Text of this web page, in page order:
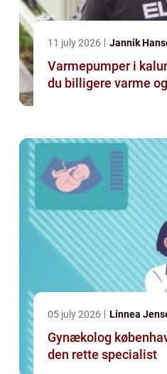
11 july 2026 Jannik
Varmepumper i
du billigere varme
05 july 2026 Linnea
Gynækolog københavn sådan
den rette specialist